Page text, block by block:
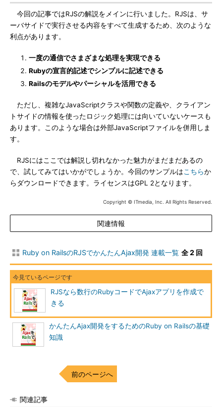
今回の記事ではRJSの解説をメインに行いました。RJSは、サ
ーバサイドで実行させる内容をすべて生成するため、次のような
利点があります。
一度の通信でさまざまな処理を実現できる
Rubyの宣言的記述でシンプルに記述できる
Railsのモデルやパーシャルを活用できる
ただし、複雑なJavaScriptクラスや関数の定義や、クライアン
トサイドの情報を使ったロジック処理には向いていないケースも
あります。このような場合は外部JavaScriptファイルを併用しま
す。
RJSにはここでは解説し切れなかった魅力がまだまだあるの
で、試してみてはいかがでしょうか。今回のサンプルはこちらか
らダウンロードできます。ライセンスはGPL 2となります。
Copyright © ITmedia, Inc. All Rights Reserved.
関連情報
Ruby on RailsのRJSでかんたんAjax開発 連載一覧 全 2 回
RJSなら数行のRubyコードでAjaxアプリを作成で
きる
かんたんAjax開発をするためのRuby on Railsの基礎
知識
前のページへ
関連記事